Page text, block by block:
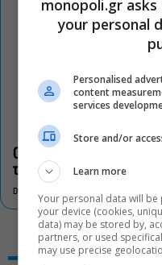
Οι «Τρωάδες» στην
τον πολιτισμό
DON'T MISS
monopoli.gr
your personal
Personalised
content
services
Store and/or
Learn more
Your personal data will
your device (cookies,
data) may be stored by,
partners, or used
may use precise